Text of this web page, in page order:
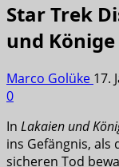
Star Trek
und Könige
Marco Golüke 17.
0
In Lakaien und
ins Gefängnis,
sicheren Tod